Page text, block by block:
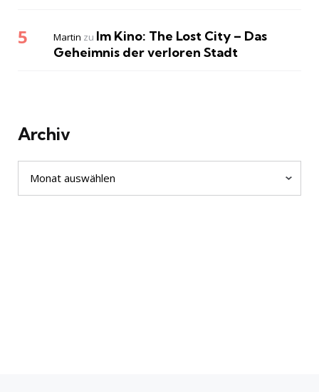
Martin zu Im Kino: The Lost City – Das
Geheimnis der verloren Stadt
Archiv
Archiv